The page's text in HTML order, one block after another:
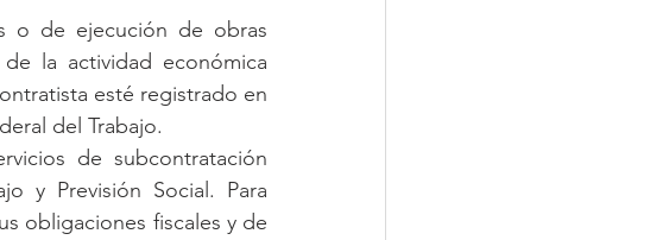
o de ejecución de obras
la actividad económica
esté registrado en
del Trabajo.
de subcontratación
y Previsión Social. Para
obligaciones fiscales y de